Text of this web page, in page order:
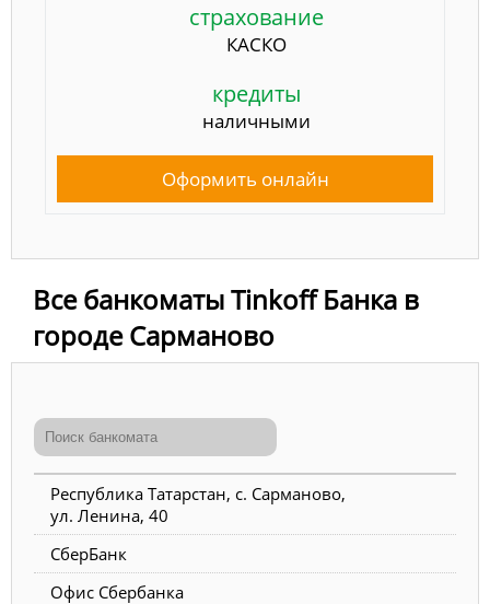
страхование
КАСКО
кредиты
наличными
Оформить онлайн
Все банкоматы Tinkoff Банка в
городе Сарманово
Республика Татарстан, с. Сарманово,
ул. Ленина, 40
СберБанк
Офис Сбербанка